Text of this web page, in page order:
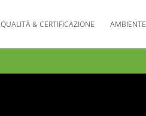
QUALITÀ & CERTIFICAZIONE AMBIENTE